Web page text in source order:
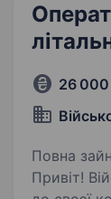
26 000
Повна
Привіт!